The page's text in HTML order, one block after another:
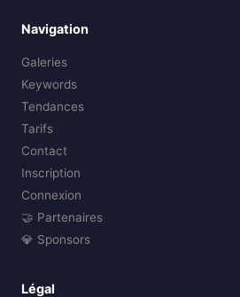
Navigation
Galeries
Keywords
Tendances
Tarifs
Contact
Inscription
Connexion
🤝 Partenaires
💎 Sponsors
Légal